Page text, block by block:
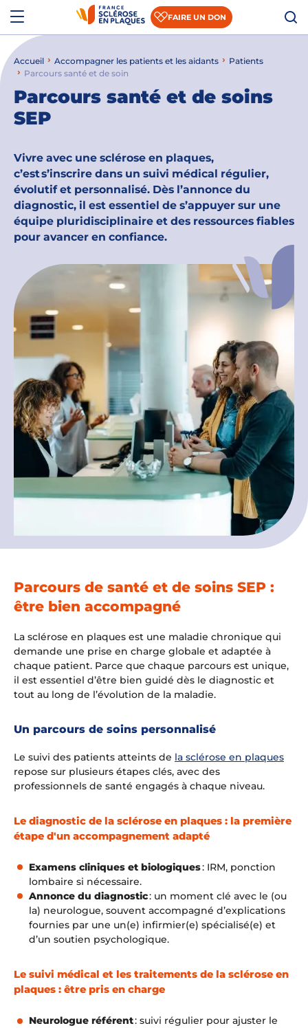
Aller au contenu
Aller à la recherche
FAIRE UN DON
Qui sommes-nous ?
Comprendre la SEP
Accompagner les patients et les aidants
S’informer sur la recherche
Nous rejoindre
Nous soutenir
Actualités
Espace presse
Espace chercheurs
Mon compte
Accueil Accompagner les patients et les aidants
Patients
Parcours santé et de soin
Parcours santé et de soins
SEP
Vivre avec une sclérose en plaques,
c’est s’inscrire dans un suivi médical régulier,
évolutif et personnalisé. Dès l’annonce du
diagnostic, il est essentiel de s’appuyer sur une
équipe pluridisciplinaire et des ressources fiables
pour avancer en confiance.
Parcours de santé et de soins SEP :
être bien accompagné
La sclérose en plaques est une maladie chronique qui
demande une prise en charge globale et adaptée à
chaque patient. Parce que chaque parcours est unique,
il est essentiel d’être bien guidé dès le diagnostic et
tout au long de l’évolution de la maladie.
Un parcours de soins personnalisé
Le suivi des patients atteints de la sclérose en plaques
repose sur plusieurs étapes clés, avec des
professionnels de santé engagés à chaque niveau.
Le diagnostic de la sclérose en plaques : la première
étape d'un accompagnement adapté
Examens cliniques et biologiques: IRM, ponction
lombaire si nécessaire.
Annonce du diagnostic: un moment clé avec le (ou
la) neurologue, souvent accompagné d’explications
fournies par une un(e) infirmier(e) spécialisé(e) et
d’un soutien psychologique.
Le suivi médical et les traitements de la sclérose en
plaques : être pris en charge
Neurologue référent: suivi régulier pour ajuster le